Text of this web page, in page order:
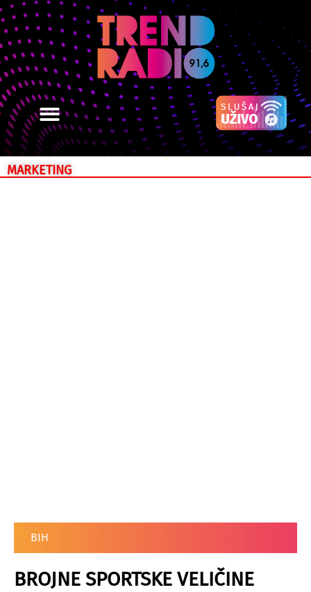
MARKETING
BIH
BROJNE SPORTSKE VELIČINE